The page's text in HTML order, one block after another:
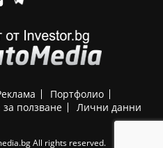
Портфолио
за ползване Лични данни
All rights reserved.